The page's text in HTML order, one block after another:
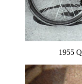
1955